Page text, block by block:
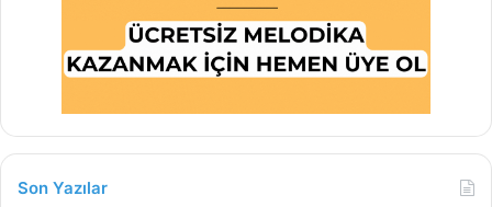
Son Yazılar